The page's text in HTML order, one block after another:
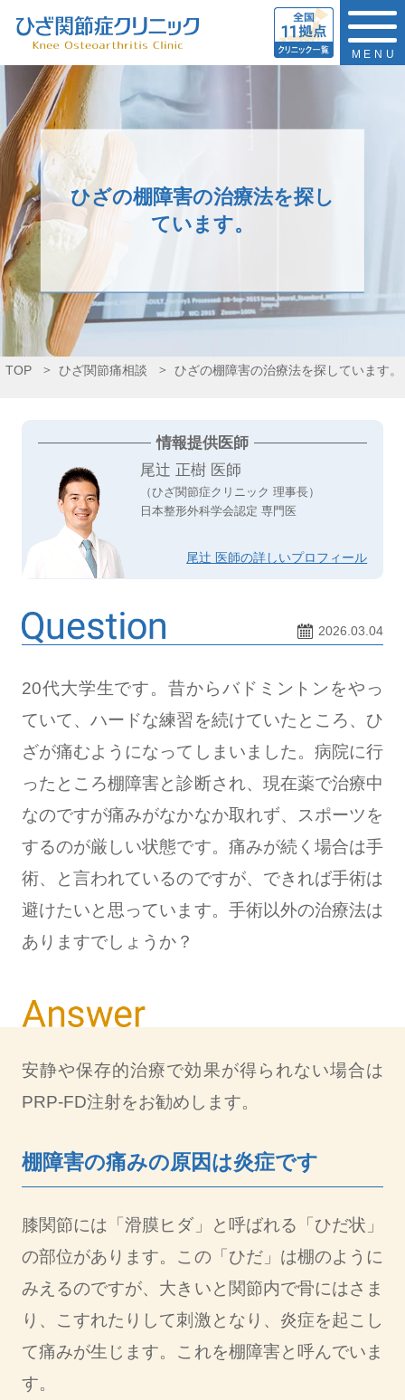
MENU
ひざの棚障害の治療法を探し
ています。
TOP ひざ関節痛相談 ひざの棚障害の治療法を探しています。
情報提供医師
尾辻 正樹 医師
（ひざ関節症クリニック 理事長）
日本整形外科学会認定 専門医
尾辻 医師の詳しいプロフィール
2026.03.04
20代大学生です。昔からバドミントンをやっ
ていて、ハードな練習を続けていたところ、ひ
ざが痛むようになってしまいました。病院に行
ったところ棚障害と診断され、現在薬で治療中
なのですが痛みがなかなか取れず、スポーツを
するのが厳しい状態です。痛みが続く場合は手
術、と言われているのですが、できれば手術は
避けたいと思っています。手術以外の治療法は
ありますでしょうか？
安静や保存的治療で効果が得られない場合は
PRP-FD注射をお勧めします。
棚障害の痛みの原因は炎症です
膝関節には「滑膜ヒダ」と呼ばれる「ひだ状」
の部位があります。この「ひだ」は棚のように
みえるのですが、大きいと関節内で骨にはさま
り、こすれたりして刺激となり、炎症を起こし
て痛みが生じます。これを棚障害と呼んでいま
す。